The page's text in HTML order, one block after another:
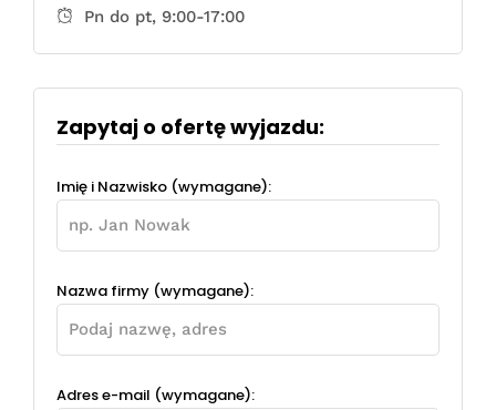
Pn do pt, 9:00-17:00
Zapytaj o ofertę wyjazdu:
Imię i Nazwisko (wymagane):
Nazwa firmy (wymagane):
Adres e-mail (wymagane):